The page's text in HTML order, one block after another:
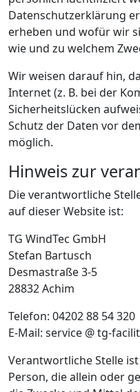
Datenschutzerklärung
erheben und wofür wir
wie und zu welchem
Wir weisen darauf hin,
Internet (z. B. bei der
Sicherheitslücken
Schutz der Daten vor
möglich.
Hinweis zur
Die verantwortliche
auf dieser Website ist:
TG WindTec GmbH
Stefan Bartusch
Desmastraße 3-5
28832 Achim
Telefon: 04202 88 54 320
E-Mail: service @ tg-
Verantwortliche Stelle
Person, die allein oder